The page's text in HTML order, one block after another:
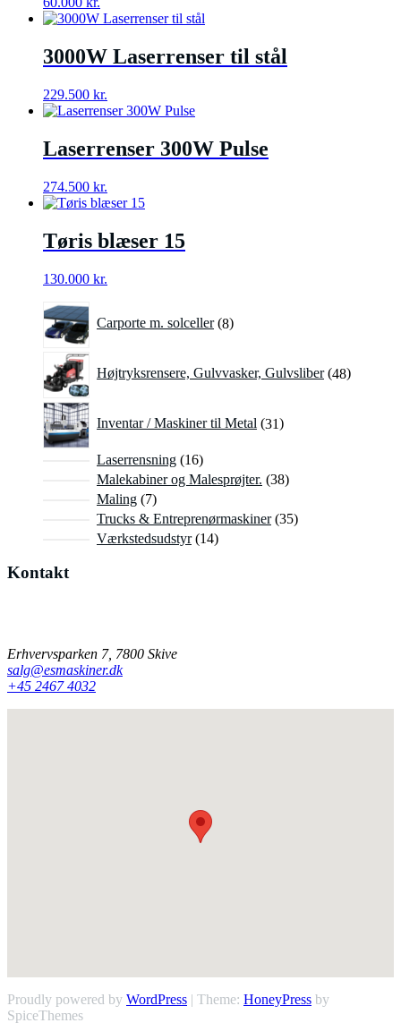
3000W Laserrenser til stål
229.500 kr.
Laserrenser 300W Pulse
274.500 kr.
Tøris blæser 15
130.000 kr.
Carporte m. solceller 8varer
Højtryksrensere, Gulvvasker, Gulvsliber 48varer
Inventar / Maskiner til Metal 31 varer
Laserrensning 1616
varer
Malekabiner og Malesprøjter. 3838
Maling 77
varer
Trucks & Entreprenørmaskiner 3535
Værkstedsudstyr 1414
Kontakt
Erhvervsparken 7, 7800 Skive
salg@esmaskiner.dk
+45 2467 4032
Proudly powered by WordPress | Theme: HoneyPress by
SpiceThemes